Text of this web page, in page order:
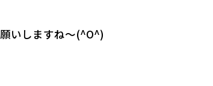
いしますね～(^O^)